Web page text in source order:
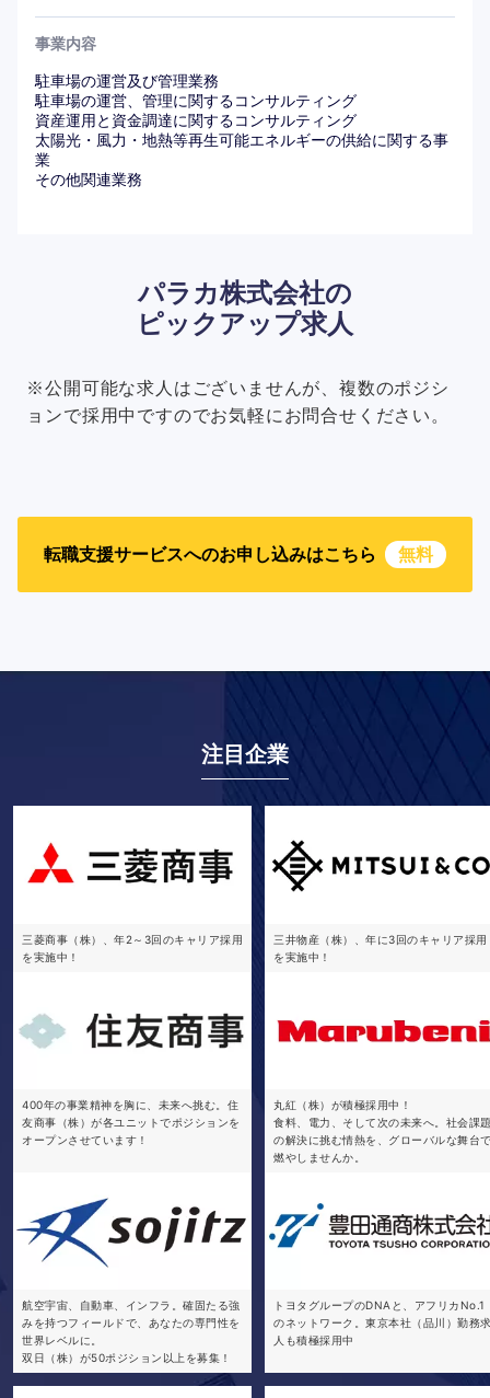
事業内容
駐車場の運営及び管理業務
駐車場の運営、管理に関するコンサルティング
資産運用と資金調達に関するコンサルティング
太陽光・風力・地熱等再生可能エネルギーの供給に関する事
業
その他関連業務
パラカ株式会社の
ピックアップ求人
※公開可能な求人はございませんが、複数のポジシ
ョンで採用中ですのでお気軽にお問合せください。
転職支援サービスへのお申し込みはこちら 無料
注目企業
三菱商事（株）、年2～3回のキャリア採用
を実施中！
三井物産（株）、年に3回のキャリア採用
を実施中！
400年の事業精神を胸に、未来へ挑む。住
友商事（株）が各ユニットでポジションを
オープンさせています！
丸紅（株）が積極採用中！
食料、電力、そして次の未来へ。社会課
の解決に挑む情熱を、グローバルな舞台
燃やしませんか。
航空宇宙、自動車、インフラ。確固たる強
みを持つフィールドで、あなたの専門性を
世界レベルに。
双日（株）が50ポジション以上を募集！
トヨタグループのDNAと、アフリカNo.1
のネットワーク。東京本社（品川）勤務
人も積極採用中